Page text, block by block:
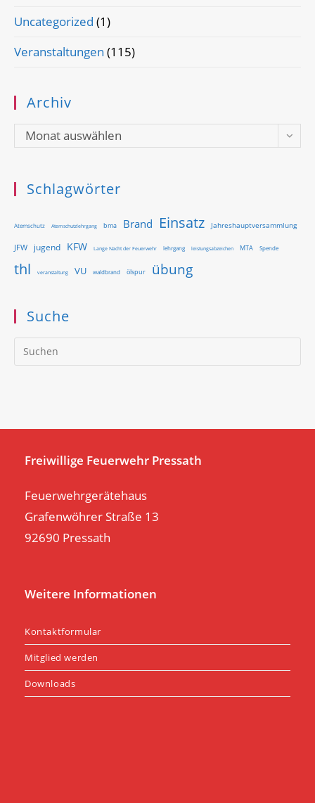
Uncategorized (1)
Veranstaltungen (115)
Archiv
Archiv
Monat auswählen
Schlagwörter
Atemschutz Atemschutzlehrgang bma Brand Einsatz Jahreshauptversammlung
JFW jugend KFW Lange Nacht der Feuerwehr lehrgang leistungsabzeichen MTA Spende
thl veranstaltung VU waldbrand ölspur übung
Suche
Freiwillige Feuerwehr Pressath
Feuerwehrgerätehaus
Grafenwöhrer Straße 13
92690 Pressath
Weitere Informationen
Kontaktformular
Mitglied werden
Downloads